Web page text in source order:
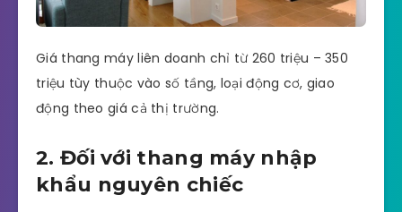
Giá thang máy liên doanh chỉ từ 260 triệu – 350
triệu tùy thuộc vào số tầng, loại động cơ, giao
động theo giá cả thị trường.
2. Đối với thang máy nhập
khẩu nguyên chiếc